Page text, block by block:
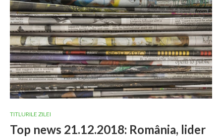
TITLURILE ZILEI
Top news 21.12.2018: România, lider